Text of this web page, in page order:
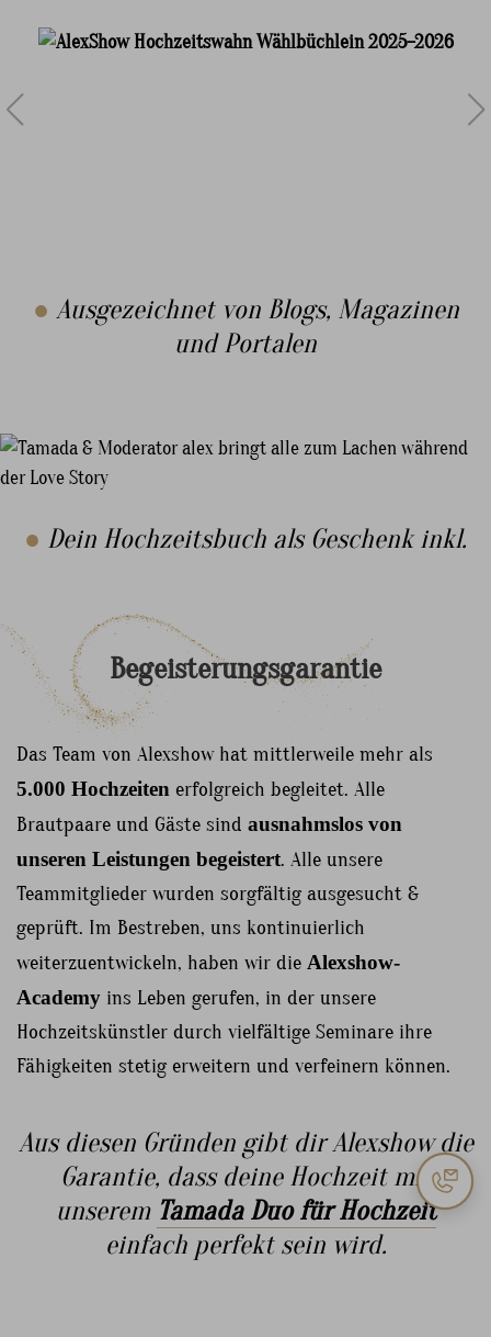
● Ausgezeichnet von Blogs, Magazinen
und Portalen
● Dein Hochzeitsbuch als Geschenk inkl.
Begeisterungsgarantie
Das Team von Alexshow hat mittlerweile mehr als
5.000 Hochzeiten erfolgreich begleitet. Alle
Brautpaare und Gäste sind ausnahmslos von
unseren Leistungen begeistert. Alle unsere
Teammitglieder wurden sorgfältig ausgesucht &
geprüft. Im Bestreben, uns kontinuierlich
weiterzuentwickeln, haben wir die Alexshow-
Academy ins Leben gerufen, in der unsere
Hochzeitskünstler durch vielfältige Seminare ihre
Fähigkeiten stetig erweitern und verfeinern können.
Aus diesen Gründen gibt dir Alexshow die
Garantie, dass deine Hochzeit mit
unserem Tamada Duo für Hochzeit
einfach perfekt sein wird.